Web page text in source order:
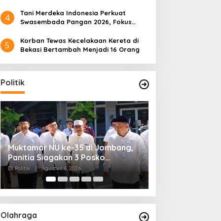
4
Tani Merdeka Indonesia Perkuat
Swasembada Pangan 2026, Fokus
5
Korban Tewas Kecelakaan Kereta di
Bekasi Bertambah Menjadi 16 Orang
Politik
Kendagri Minta Kepala Daerah
Jadikan Koperasi Merah Putih
Penggerak Ekonomi Desa
Di Headline, Politik | Agustus 6, 2026
Olahraga